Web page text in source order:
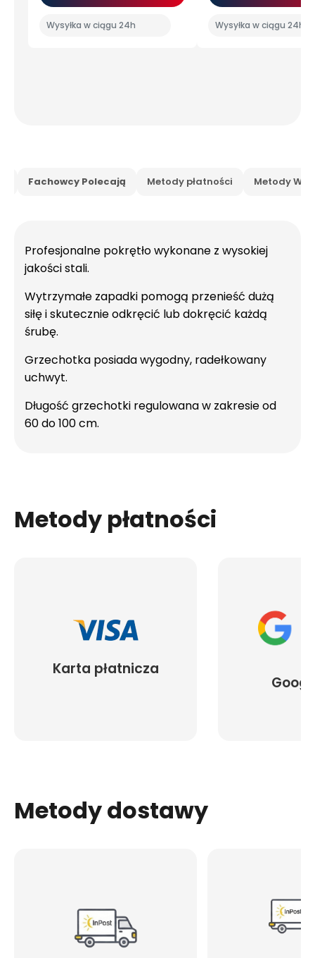
Wysyłka w ciągu 24h Wysyłka w ciągu 24h
Fachowcy Polecają Metody płatności Metody
Profesjonalne pokrętło wykonane z wysokiej
jakości stali.
Wytrzymałe zapadki pomogą przenieść dużą
siłę i skutecznie odkręcić lub dokręcić każdą
śrubę.
Grzechotka posiada wygodny, radełkowany
uchwyt.
Długość grzechotki regulowana w zakresie od
60 do 100 cm.
Metody płatności
Karta płatnicza
Metody dostawy